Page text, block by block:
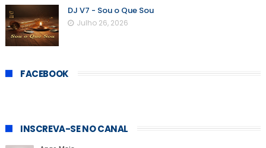
DJ V7 - Sou o Que Sou
Julho 26, 2026
FACEBOOK
INSCREVA-SE NO CANAL